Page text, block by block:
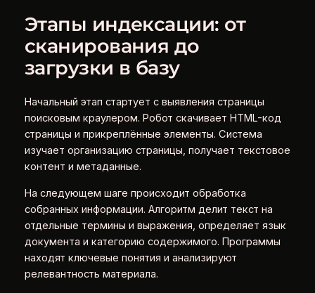
Этапы индексации: от
сканирования до
загрузки в базу
Начальный этап стартует с выявления страницы
поисковым краулером. Робот скачивает HTML-код
страницы и прикреплённые элементы. Система
изучает организацию страницы, получает текстовое
контент и метаданные.
На следующем шаге происходит обработка
собранных информации. Алгоритм делит текст на
отдельные термины и выражения, определяет язык
документа и категорию содержимого. Программы
находят ключевые понятия и анализируют
релевантность материала.